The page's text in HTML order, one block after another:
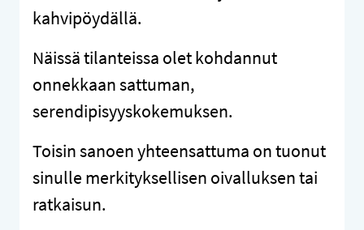
kahvipöydällä.
Näissä tilanteissa olet kohdannut
onnekkaan sattuman,
serendipisyyskokemuksen.
Toisin sanoen yhteensattuma on tuonut
sinulle merkityksellisen oivalluksen tai
ratkaisun.